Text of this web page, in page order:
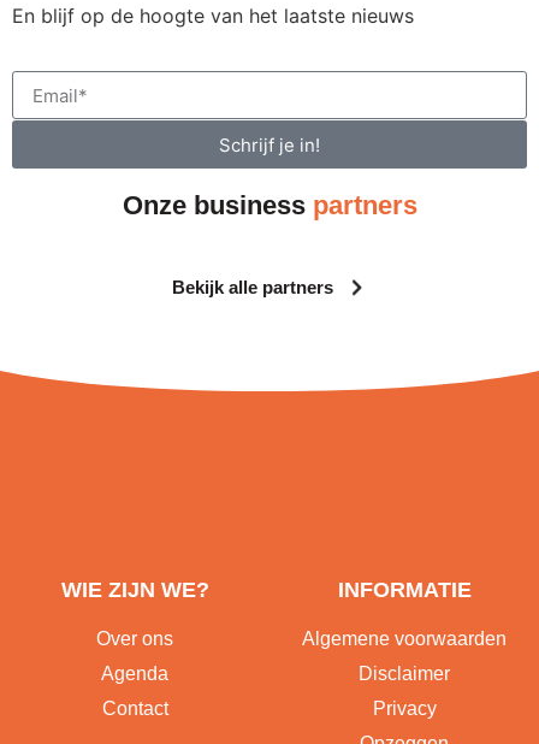
En blijf op de hoogte van het laatste nieuws
Schrijf je in!
Onze business partners
Bekijk alle partners
WIE ZIJN WE?
Over ons
Agenda
Contact
INFORMATIE
Algemene voorwaarden
Disclaimer
Privacy